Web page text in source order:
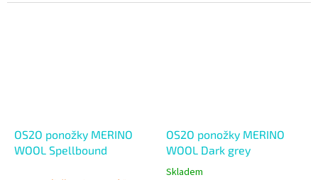
OS2O ponožky MERINO
WOOL Spellbound
OS2O ponožky MERINO
WOOL Dark grey
Průměrné
Skladem